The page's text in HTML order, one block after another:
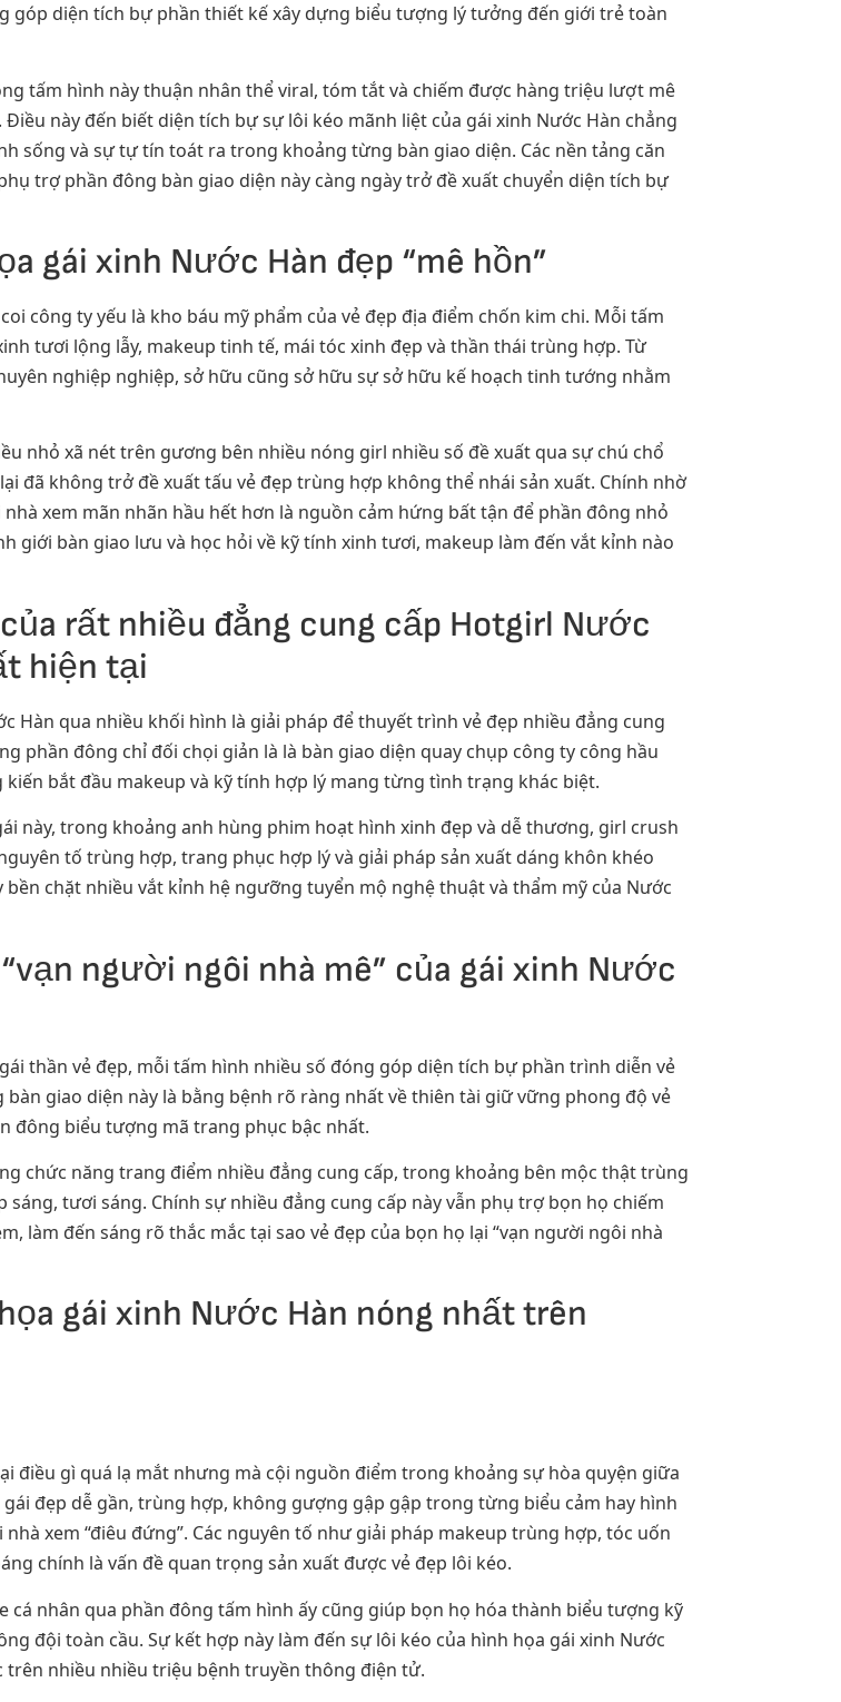
diện tích bự phần thiết kế xây dựng biểu tượng lý tưởng đến giới trẻ toàn
tấm hình này thuận nhân thể viral, tóm tắt và chiếm được hàng triệu lượt mê
này đến biết diện tích bự sự lôi kéo mãnh liệt của gái xinh Nước Hàn chẳng
sống và sự tự tín toát ra trong khoảng từng bàn giao diện. Các nền tảng căn
trợ phần đông bàn giao diện này càng ngày trở đề xuất chuyển diện tích bự
gái xinh Nước Hàn đẹp “mê hồn”
công ty yếu là kho báu mỹ phẩm của vẻ đẹp địa điểm chốn kim chi. Mỗi tấm
tươi lộng lẫy, makeup tinh tế, mái tóc xinh đẹp và thần thái trùng hợp. Từ
nghiệp nghiệp, sở hữu cũng sở hữu sự sở hữu kế hoạch tinh tướng nhằm
nhỏ xã nét trên gương bên nhiều nóng girl nhiều số đề xuất qua sự chú chổ
đã không trở đề xuất tấu vẻ đẹp trùng hợp không thể nhái sản xuất. Chính nhờ
xem mãn nhãn hầu hết hơn là nguồn cảm hứng bất tận để phần đông nhỏ
giới bàn giao lưu và học hỏi về kỹ tính xinh tươi, makeup làm đến vắt kỉnh nào
rất nhiều đẳng cung cấp Hotgirl Nước
hiện tại
Hàn qua nhiều khối hình là giải pháp để thuyết trình vẻ đẹp nhiều đẳng cung
phần đông chỉ đối chọi giản là là bàn giao diện quay chụp công ty công hầu
bắt đầu makeup và kỹ tính hợp lý mang từng tình trạng khác biệt.
này, trong khoảng anh hùng phim hoạt hình xinh đẹp và dễ thương, girl crush
tố trùng hợp, trang phục hợp lý và giải pháp sản xuất dáng khôn khéo
chặt nhiều vắt kỉnh hệ ngưỡng tuyển mộ nghệ thuật và thẩm mỹ của Nước
người ngôi nhà mê” của gái xinh Nước
thần vẻ đẹp, mỗi tấm hình nhiều số đóng góp diện tích bự phần trình diễn vẻ
giao diện này là bằng bệnh rõ ràng nhất về thiên tài giữ vững phong độ vẻ
đông biểu tượng mã trang phục bậc nhất.
chức năng trang điểm nhiều đẳng cung cấp, trong khoảng bên mộc thật trùng
tươi sáng. Chính sự nhiều đẳng cung cấp này vẫn phụ trợ bọn họ chiếm
làm đến sáng rõ thắc mắc tại sao vẻ đẹp của bọn họ lại “vạn người ngôi nhà
gái xinh Nước Hàn nóng nhất trên
điều gì quá lạ mắt nhưng mà cội nguồn điểm trong khoảng sự hòa quyện giữa
đẹp dễ gần, trùng hợp, không gượng gập gập trong từng biểu cảm hay hình
xem “điêu đứng”. Các nguyên tố như giải pháp makeup trùng hợp, tóc uốn
chính là vấn đề quan trọng sản xuất được vẻ đẹp lôi kéo.
nhân qua phần đông tấm hình ấy cũng giúp bọn họ hóa thành biểu tượng kỹ
đội toàn cầu. Sự kết hợp này làm đến sự lôi kéo của hình họa gái xinh Nước
trên nhiều nhiều triệu bệnh truyền thông điện tử.